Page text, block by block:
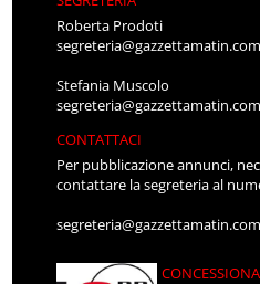
Roberta Prodoti
segreteria@gazzettamatin.com
Stefania Muscolo
segreteria@gazzettamatin.com
CONTATTACI
Per pubblicazione annunci,
contattare la segreteria al
segreteria@gazzettamatin.com